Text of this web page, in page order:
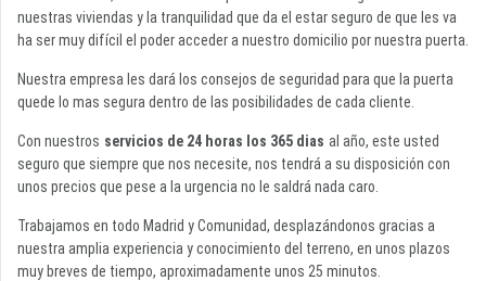
nuestras viviendas y la tranquilidad que da el estar seguro de que les va
ha ser muy difícil el poder acceder a nuestro domicilio por nuestra puerta.
Nuestra empresa les dará los consejos de seguridad para que la puerta
quede lo mas segura dentro de las posibilidades de cada cliente.
Con nuestros servicios de 24 horas los 365 dias al año, este usted
seguro que siempre que nos necesite, nos tendrá a su disposición con
unos precios que pese a la urgencia no le saldrá nada caro.
Trabajamos en todo Madrid y Comunidad, desplazándonos gracias a
nuestra amplia experiencia y conocimiento del terreno, en unos plazos
muy breves de tiempo, aproximadamente unos 25 minutos.